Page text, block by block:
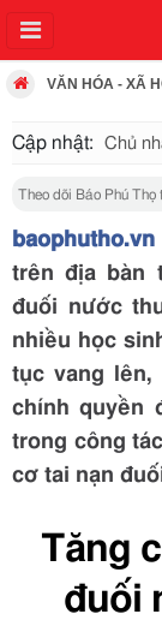
VĂN HÓA - XÃ
Cập nhật: Chủ
Theo dõi Báo Phú Thọ
baophutho.vn
trên địa bàn
đuối nước
nhiều học
tục vang lên,
chính quyền
trong công
cơ tai nạn
Tăng
đuối